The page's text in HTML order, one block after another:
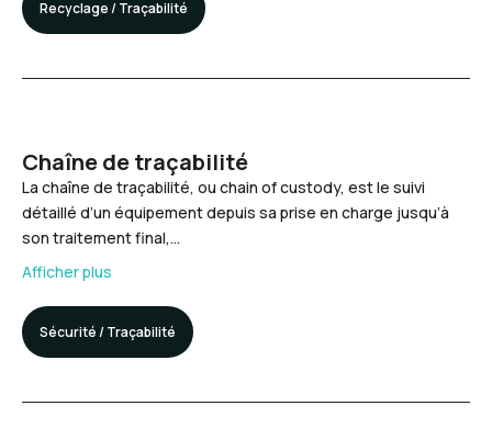
Recyclage / Traçabilité
Chaîne de traçabilité
La chaîne de traçabilité, ou chain of custody, est le suivi
détaillé d’un équipement depuis sa prise en charge jusqu’à
son traitement final,…
Afficher plus
Sécurité / Traçabilité